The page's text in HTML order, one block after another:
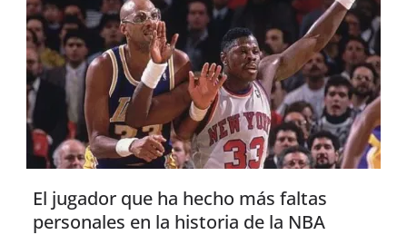
El jugador que ha hecho más faltas
personales en la historia de la NBA